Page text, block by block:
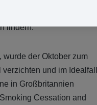
lindern.
der Oktober zum
und im Idealfall
in Großbritannien
Cessation and